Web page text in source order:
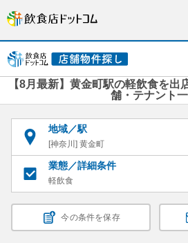
【8月最新】黄金町駅の軽飲食を出
舗・テナント
地域／駅
[神奈川] 黄金町
業態／詳細条件
軽飲食
今の条件を保存